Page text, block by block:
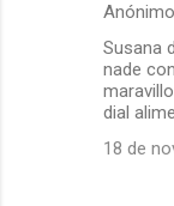
Susana
nade
dial
18 de